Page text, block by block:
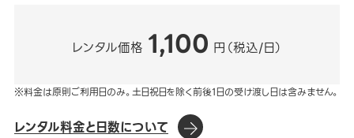
レンタル価格 1,100 円（税込/日）
※料金は原則ご利用日のみ。土日祝日を除く前後1日の受け渡し日は含みません。
レンタル料金と日数について